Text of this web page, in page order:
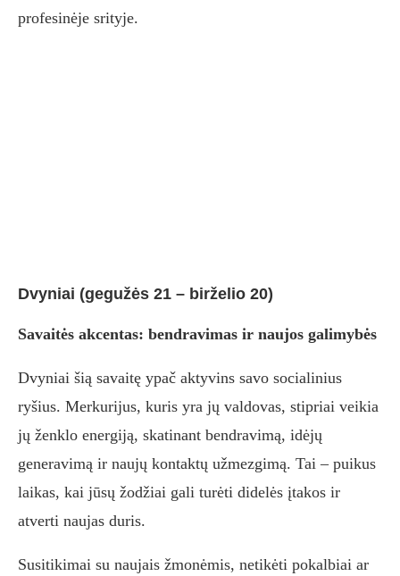
profesinėje srityje.
Dvyniai (gegužės 21 – birželio 20)
Savaitės akcentas: bendravimas ir naujos galimybės
Dvyniai šią savaitę ypač aktyvins savo socialinius
ryšius. Merkurijus, kuris yra jų valdovas, stipriai veikia
jų ženklo energiją, skatinant bendravimą, idėjų
generavimą ir naujų kontaktų užmezgimą. Tai – puikus
laikas, kai jūsų žodžiai gali turėti didelės įtakos ir
atverti naujas duris.
Susitikimai su naujais žmonėmis, netikėti pokalbiai ar